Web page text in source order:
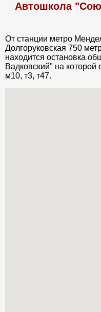
Автошкола
От станции метро
Долгоруковская 750
находится остановка
Вадковский" на
м10, т3, т47.